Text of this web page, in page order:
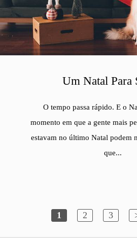
Um Natal Para
O tempo passa rápido. E o
momento em que a gente mais
estavam no último Natal podem
que...
1 2 3